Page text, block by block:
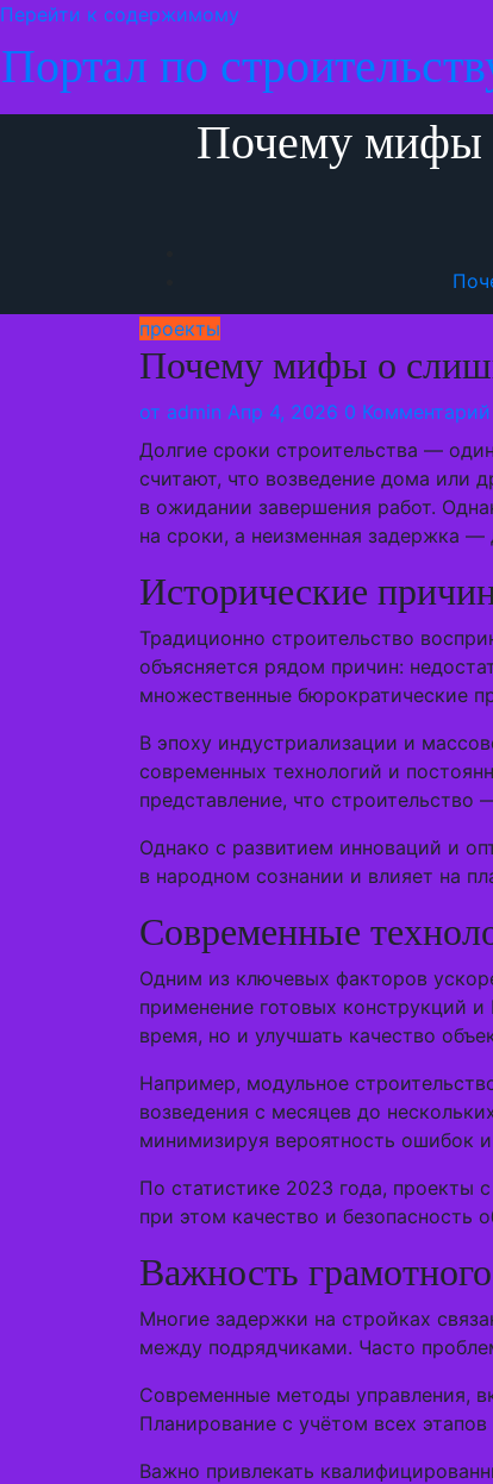
Перейти к содержимому
Портал по
Почему мифы
проекты
Почему мифы о
от admin Апр 4, 2026 0 Комментарий
Долгие сроки строительства —
считают, что возведение дома или
в ожидании завершения работ.
на сроки, а неизменная задержка —
Исторические
Традиционно строительство
объясняется рядом причин:
множественные бюрократические
В эпоху индустриализации и
современных технологий и
представление, что строительство
Однако с развитием инноваций и
в народном сознании и влияет на
Современные
Одним из ключевых факторов
применение готовых конструкций
время, но и улучшать качество
Например, модульное
возведения с месяцев до
минимизируя вероятность ошибок
По статистике 2023 года, проекты
при этом качество и безопасность
Важность
Многие задержки на стройках
между подрядчиками. Часто
Современные методы управления,
Планирование с учётом всех
Важно привлекать